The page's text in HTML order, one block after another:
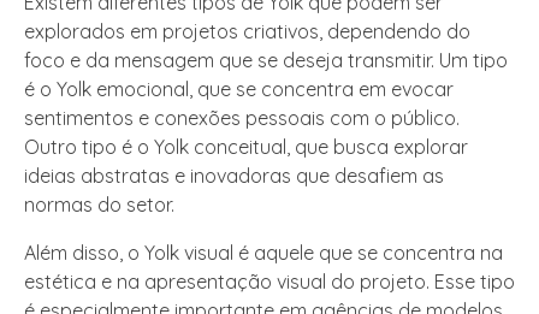
explorados em projetos criativos, dependendo do
foco e da mensagem que se deseja transmitir. Um tipo
é o Yolk emocional, que se concentra em evocar
sentimentos e conexões pessoais com o público.
Outro tipo é o Yolk conceitual, que busca explorar
ideias abstratas e inovadoras que desafiem as
normas do setor.
Além disso, o Yolk visual é aquele que se concentra na
estética e na apresentação visual do projeto. Esse tipo